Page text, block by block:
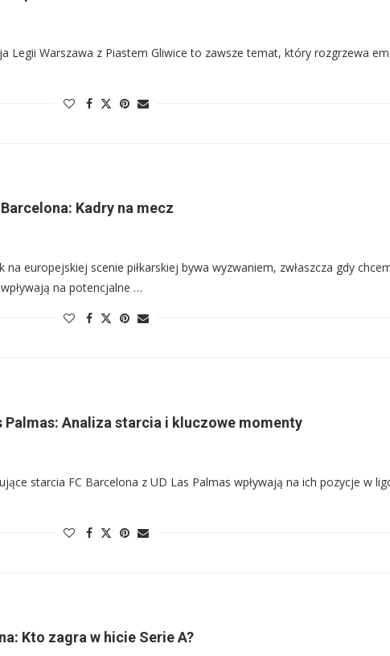
Legii Warszawa z Piastem Gliwice to zawsze temat, który rozgrzewa
Kadry na mecz
europejskiej scenie piłkarskiej bywa wyzwaniem, zwłaszcza gdy
na potencjalne …
Palmas: Analiza starcia i kluczowe momenty
starcia FC Barcelona z UD Las Palmas wpływają na ich pozycje w
Kto zagra w hicie Serie A?